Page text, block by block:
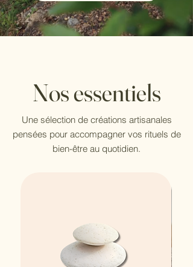
Nos essentiels
Une sélection de créations artisanales
pensées pour accompagner vos rituels de
bien-être au quotidien.